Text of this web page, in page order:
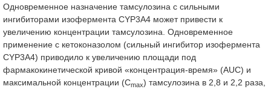
Одновременное назначение тамсулозина с сильными
ингибиторами изофермента CYP3A4 может привести к
увеличению концентрации тамсулозина. Одновременное
применение с кетоконазолом (сильный ингибитор изофермента
CYP3A4) приводило к увеличению площади под
фармакокинетической кривой «концентрация-время» (AUC) и
максимальной концентрации (Cmax) тамсулозина в 2,8 и 2,2 раза,